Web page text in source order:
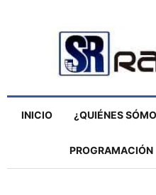
INICIO ¿QUIÉNES
PROGRAMACIÓN